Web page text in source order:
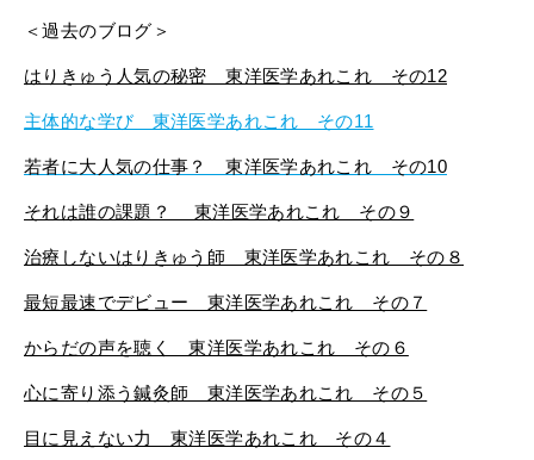
＜過去のブログ＞
はりきゅう人気の秘密 東洋医学あれこれ その12
主体的な学び 東洋医学あれこれ その11
若者に大人気の仕事？ 東洋医学あれこれ その10
それは誰の課題？ 東洋医学あれこれ その９
治療しないはりきゅう師 東洋医学あれこれ その８
最短最速でデビュー 東洋医学あれこれ その７
からだの声を聴く 東洋医学あれこれ その６
心に寄り添う鍼灸師 東洋医学あれこれ その５
目に見えない力 東洋医学あれこれ その４